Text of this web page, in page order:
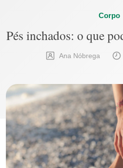
Corpo
Pés inchados: o que
Ana Nóbrega